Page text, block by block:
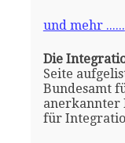
und mehr ......
Die
Seite
Bundesamt
anerkannter
für